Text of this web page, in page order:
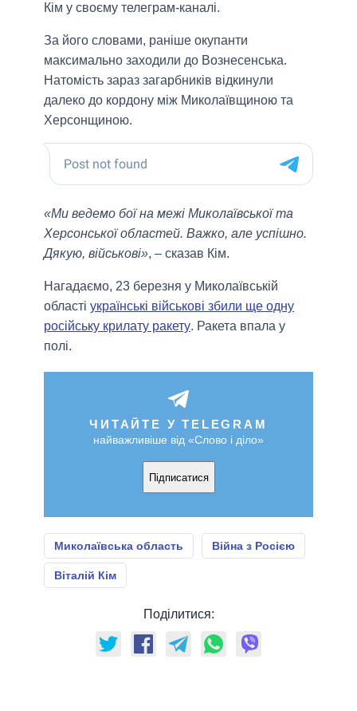
Кім у своєму телеграм-каналі.
За його словами, раніше окупанти
максимально заходили до Вознесенська.
Натомість зараз загарбників відкинули
далеко до кордону між Миколаївщиною та
Херсонщиною.
«Ми ведемо бої на межі Миколаївської та
Херсонської областей. Важко, але успішно.
Дякую, військові», – сказав Кім.
Нагадаємо, 23 березня у Миколаївській
області українські військові збили ще одну
російську крилату ракету. Ракета впала у
полі.
ЧИТАЙТЕ У TELEGRAM
найважливіше від «Слово і діло»
Підписатися
Миколаївська область Війна з Росією
Віталій Кім
Поділитися: